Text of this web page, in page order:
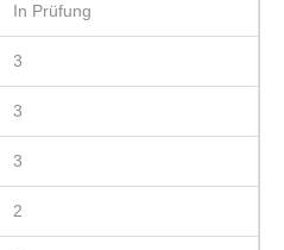
In Prüfung
3
3
3
2